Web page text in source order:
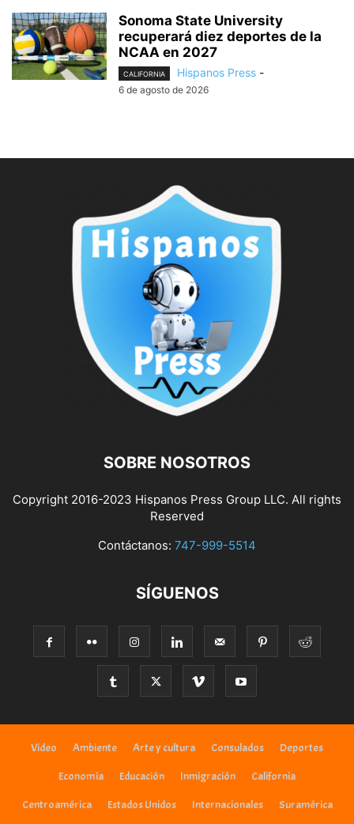
Sonoma State University
recuperará diez deportes de la
NCAA en 2027
CALIFORNIA Hispanos Press -
6 de agosto de 2026
SOBRE NOSOTROS
Copyright 2016-2023 Hispanos Press Group LLC. All rights
Reserved
Contáctanos: 747-999-5514
SÍGUENOS
Video Ambiente Arte y cultura Consulados Deportes
Economía Educación Inmigración California
Centroamérica Estados Unidos Internacionales Suramérica